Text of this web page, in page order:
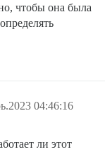
чтобы она была
04:46:16
ли этот